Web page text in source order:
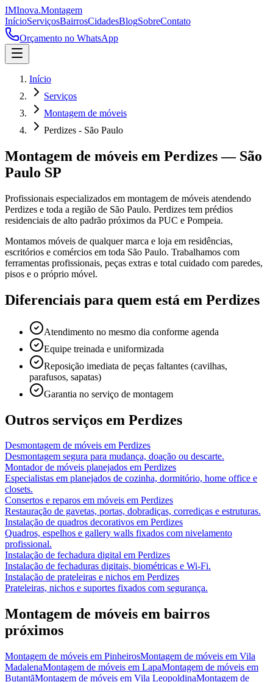
IMInova.Montagem
InícioServiçosBairrosCidadesBlogSobreContato
Orçamento no WhatsApp
Início
Serviços
Montagem de móveis
Perdizes - São Paulo
Montagem de móveis em Perdizes— São
Paulo SP
Profissionais especializados em montagem de móveis atendendo
Perdizes e toda a região de São Paulo. Perdizes tem prédios
residenciais de alto padrão próximos da PUC e Pompeia.
Montamos móveis de qualquer marca e loja em residências,
escritórios e comércios em toda São Paulo. Trabalhamos com
ferramentas profissionais, peças extras e total cuidado com paredes,
pisos e o próprio móvel.
Diferenciais para quem está em Perdizes
Atendimento no mesmo dia conforme agenda
Equipe treinada e uniformizada
Reposição imediata de peças faltantes (cavilhas,
parafusos, sapatas)
Garantia no serviço de montagem
Outros serviços em Perdizes
Desmontagem de móveis em Perdizes
Desmontagem segura para mudança, doação ou descarte.
Montador de móveis planejados em Perdizes
Especialistas em planejados de cozinha, dormitório, home office e
closets.
Consertos e reparos em móveis em Perdizes
Restauração de gavetas, portas, dobradiças, corrediças e estruturas.
Instalação de quadros decorativos em Perdizes
Quadros, espelhos e gallery walls fixados com nivelamento
profissional.
Instalação de fechadura digital em Perdizes
Instalação de fechaduras digitais, biométricas e Wi-Fi.
Instalação de prateleiras e nichos em Perdizes
Prateleiras, nichos e suportes fixados com segurança.
Montagem de móveis em bairros
próximos
Montagem de móveis em PinheirosMontagem de móveis em Vila
MadalenaMontagem de móveis em LapaMontagem de móveis em
ButantãMontagem de móveis em Vila LeopoldinaMontagem de